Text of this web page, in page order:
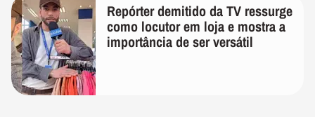
Repórter demitido da TV ressurge
como locutor em loja e mostra a
importância de ser versátil